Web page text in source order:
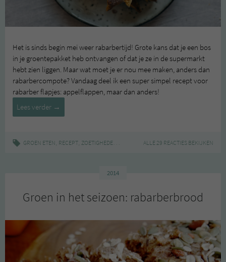
Het is sinds begin mei weer rabarbertijd! Grote kans dat je een bos
in je groentepakket heb ontvangen of dat je ze in de supermarkt
hebt zien liggen. Maar wat moet je er nou mee maken, anders dan
rabarbercompote? Vandaag deel ik een super simpel recept voor
rabarber flapjes: appelflappen, maar dan anders!
Lees verder Rabarberflappen
→
GROEN ETEN, RECEPT, ZOETIGHEDEN | ,RABARBER,RECEPT,SNEL,
ALLE 29 REACTIES BEKIJKEN
2014
Groen in het seizoen: rabarberbrood